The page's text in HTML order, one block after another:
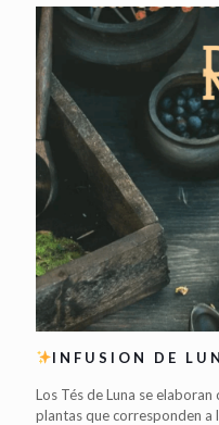
INFUSION DE
Los Tés de Luna se
plantas que corresponden a